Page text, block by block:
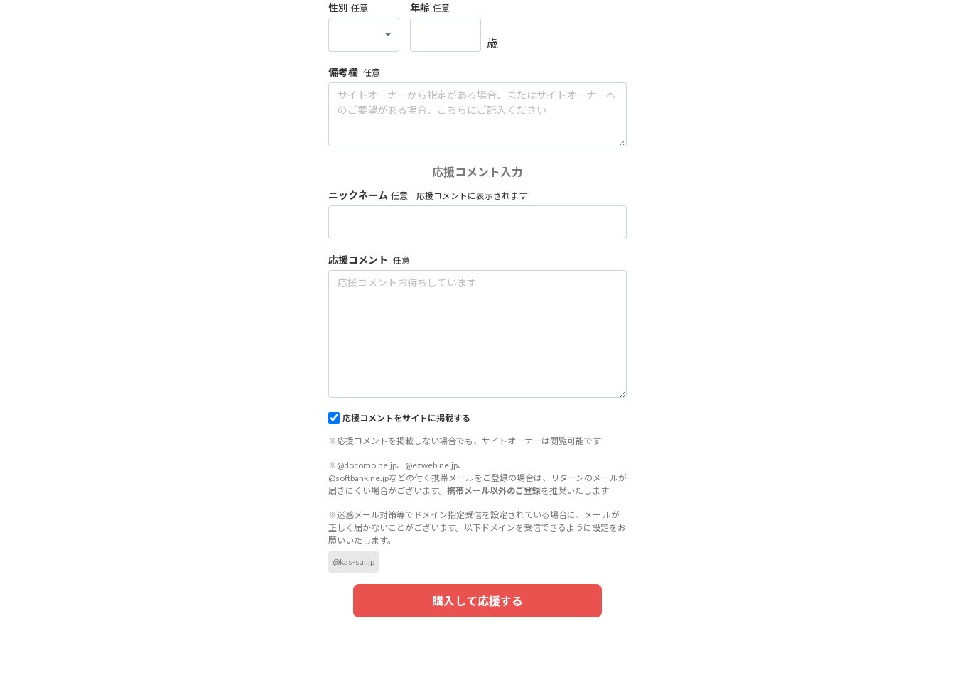
性別 任意 年齢 任意
歳
備考欄 任意
応援コメント入力
ニックネーム 任意 応援コメントに表示されます
応援コメント 任意
応援コメントをサイトに掲載する
※応援コメントを掲載しない場合でも、サイトオーナーは閲覧可能です
※@docomo.ne.jp、@ezweb.ne.jp、
@softbank.ne.jpなどの付く携帯メールをご登録の場合は、リターンのメールが
届きにくい場合がございます。 携帯メール以外のご登録を推奨いたします
※迷惑メール対策等でドメイン指定受信を設定されている場合に、メー ルが
正しく届かないことがございます。以下ドメインを受信できるように設定をお
願いいたします。
@kas-sai.jp
購入して応援する